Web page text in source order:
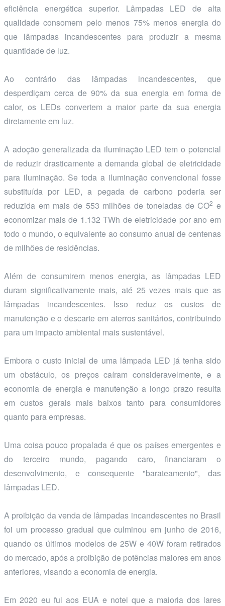
eficiência energética superior. Lâmpadas LED de alta
qualidade consomem pelo menos 75% menos energia do
que lâmpadas incandescentes para produzir a mesma
quantidade de luz.
Ao contrário das lâmpadas incandescentes, que
desperdiçam cerca de 90% da sua energia em forma de
calor, os LEDs convertem a maior parte da sua energia
diretamente em luz.
A adoção generalizada da iluminação LED tem o potencial
de reduzir drasticamente a demanda global de eletricidade
para iluminação. Se toda a iluminação convencional fosse
substituída por LED, a pegada de carbono poderia ser
reduzida em mais de 553 milhões de toneladas de CO2 e
economizar mais de 1.132 TWh de eletricidade por ano em
todo o mundo, o equivalente ao consumo anual de centenas
de milhões de residências.
Além de consumirem menos energia, as lâmpadas LED
duram significativamente mais, até 25 vezes mais que as
lâmpadas incandescentes. Isso reduz os custos de
manutenção e o descarte em aterros sanitários, contribuindo
para um impacto ambiental mais sustentável.
Embora o custo inicial de uma lâmpada LED já tenha sido
um obstáculo, os preços caíram consideravelmente, e a
economia de energia e manutenção a longo prazo resulta
em custos gerais mais baixos tanto para consumidores
quanto para empresas.
Uma coisa pouco propalada é que os países emergentes e
do terceiro mundo, pagando caro, financiaram o
desenvolvimento, e consequente "barateamento", das
lâmpadas LED.
A proibição da venda de lâmpadas incandescentes no Brasil
foi um processo gradual que culminou em junho de 2016,
quando os últimos modelos de 25W e 40W foram retirados
do mercado, após a proibição de potências maiores em anos
anteriores, visando a economia de energia.
Em 2020 eu fui aos EUA e notei que a maioria dos lares